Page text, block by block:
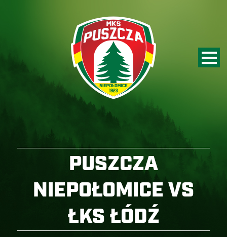
PUSZCZA
NIEPOŁOMICE VS
ŁKS ŁÓDŹ